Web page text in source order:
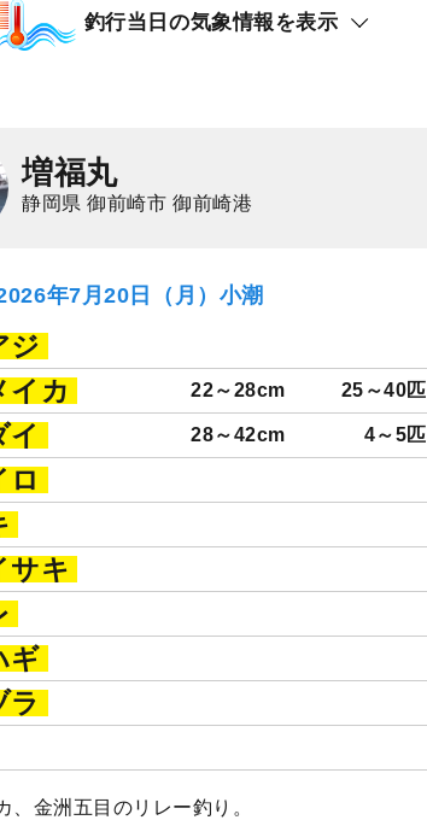
釣行当日の気象情報を表示
増福丸
静岡県 御前崎市 御前崎港
年7月20日（月）小潮
ジ
イカ
22～28cm 25～40匹
イ 28～42cm 4～5匹
ロ
サキ
ギ
ラ
、金洲五目のリレー釣り。